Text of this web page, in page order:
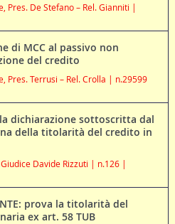
Pres. De Stefano – Rel. Gianniti |
di MCC al passivo non
del credito
Pres. Terrusi – Rel. Crolla | n.29599
la dichiarazione sottoscritta dal
della titolarità del credito in
Davide Rizzuti | n.126 |
prova la titolarità del
ex art. 58 TUB